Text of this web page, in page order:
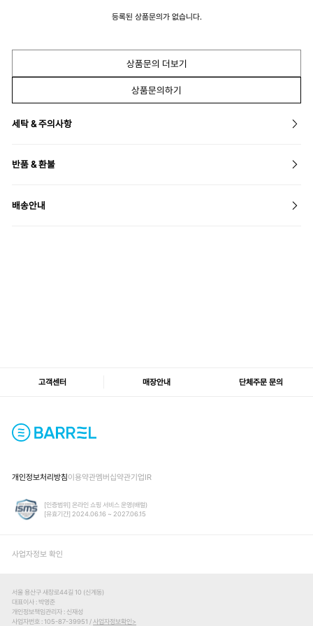
등록된 상품문의가 없습니다.
상품문의 더보기
상품문의하기
세탁 & 주의사항
반품 & 환불
배송안내
고객센터 매장안내 단체주문 문의
개인정보처리방침이용약관멤버십약관기업IR
[인증범위] 온라인 쇼핑 서비스 운영(배럴)
[유효기간] 2024.06.16 ~ 2027.06.15
사업자정보 확인
서울 용산구 새창로44길 10 (신계동)
대표이사
박영준
개인정보책임관리자
신재성
사업자번호
105-87-39951 /사업자정보확인